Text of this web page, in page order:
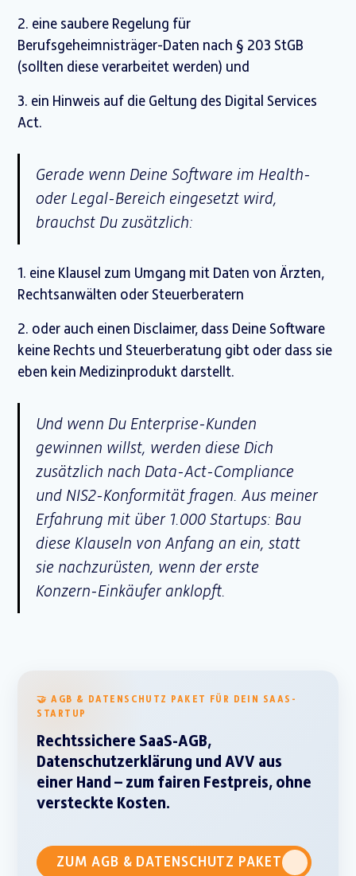
2. eine saubere Regelung für
Berufsgeheimnisträger-Daten nach § 203 StGB
(sollten diese verarbeitet werden) und
3. ein Hinweis auf die Geltung des Digital Services
Act.
Gerade wenn Deine Software im Health-
oder Legal-Bereich eingesetzt wird,
brauchst Du zusätzlich:
1. eine Klausel zum Umgang mit Daten von Ärzten,
Rechtsanwälten oder Steuerberatern
2. oder auch einen Disclaimer, dass Deine Software
keine Rechts und Steuerberatung gibt oder dass sie
eben kein Medizinprodukt darstellt.
Und wenn Du Enterprise-Kunden
gewinnen willst, werden diese Dich
zusätzlich nach Data-Act-Compliance
und NIS2-Konformität fragen. Aus meiner
Erfahrung mit über 1.000 Startups: Bau
diese Klauseln von Anfang an ein, statt
sie nachzurüsten, wenn der erste
Konzern-Einkäufer anklopft.
🤝 AGB & DATENSCHUTZ PAKET FÜR DEIN SAAS-
STARTUP
Rechtssichere SaaS-AGB,
Datenschutzerklärung und AVV aus
einer Hand – zum fairen Festpreis, ohne
versteckte Kosten.
ZUM AGB & DATENSCHUTZ PAKET